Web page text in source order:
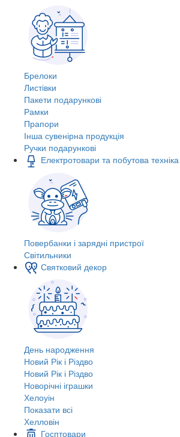
Брелоки
Листівки
Пакети подарункові
Рамки
Прапори
Інша сувенірна продукція
Ручки подарункові
Електротовари та побутова техніка
Повербанки і зарядні пристрої
Світильники
Святковий декор
День народження
Новий Рік і Різдво
Новий Рік і Різдво
Новорічні іграшки
Хелоуін
Показати всі
Хелловін
Госптовари